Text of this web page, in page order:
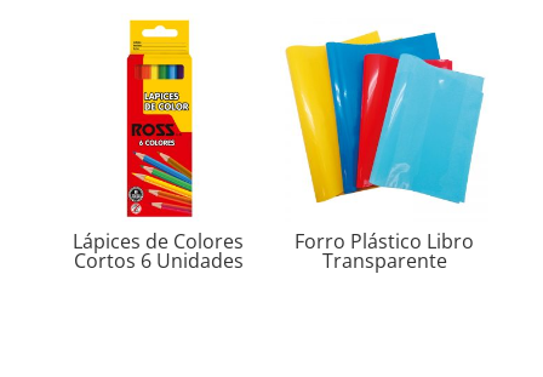
Lápices de Colores
Cortos 6 Unidades
Forro Plástico Libro
Transparente